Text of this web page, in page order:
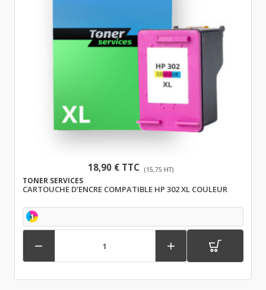
18,90 € TTC (15,75 HT)
TONER SERVICES
CARTOUCHE D'ENCRE COMPATIBLE HP 302 XL COULEUR
1
 